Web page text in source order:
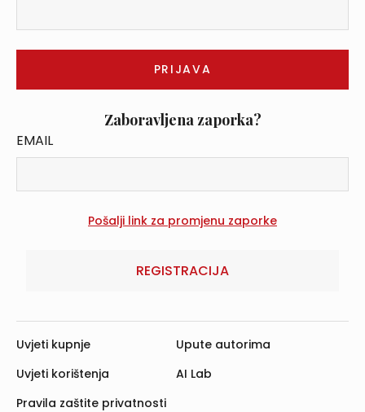
Zaboravljena zaporka?
EMAIL
REGISTRACIJA
Uvjeti kupnje
Uvjeti korištenja
Pravila zaštite privatnosti
Upute autorima
AI Lab